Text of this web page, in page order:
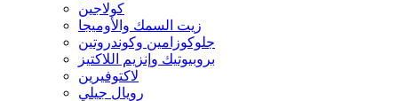
كولاجين
زيت السمك والأوميجا
جلوكوزامين وكوندروتين
بروبيوتيك وإنزيم اللاكتيز
لاكتوفيرين
رويال جيلي